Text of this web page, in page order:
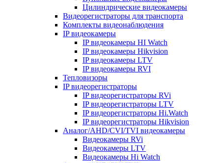
Цилиндрические видеокамеры
Видеорегистраторы для транспорта
Комплекты видеонаблюдения
IP видеокамеры
IP видеокамеры HI Watch
IP видеокамеры Hikvision
IP видеокамеры LTV
IP видеокамеры RVI
Тепловизоры
IP видеорегистраторы
IP видеорегистраторы RVi
IP видеорегистраторы LTV
IP видеорегистраторы Hi.Watch
IP видеорегистраторы Hikvision
Аналог/AHD/CVI/TVI видеокамеры
Видеокамеры RVi
Видеокамеры LTV
Видеокамеры Hi Watch